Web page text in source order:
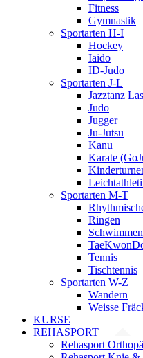
Fitness
Gymnastik
Sportarten H-I
Hockey
Iaido
ID-Judo
Sportarten J-L
Jazztanz
Judo
Jugger
Ju-Jutsu
Kanu
Karate
Sportarten M-T
Ringen
Schwimmen
Tennis
Tischtennis
Sportarten W-Z
Wandern
Weisse
KURSE
REHASPORT
Rehasport